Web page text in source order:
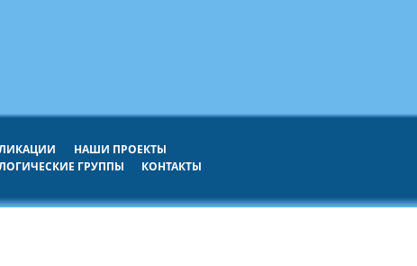
НАШИ ПРОЕКТЫ
ГРУППЫ КОНТАКТЫ